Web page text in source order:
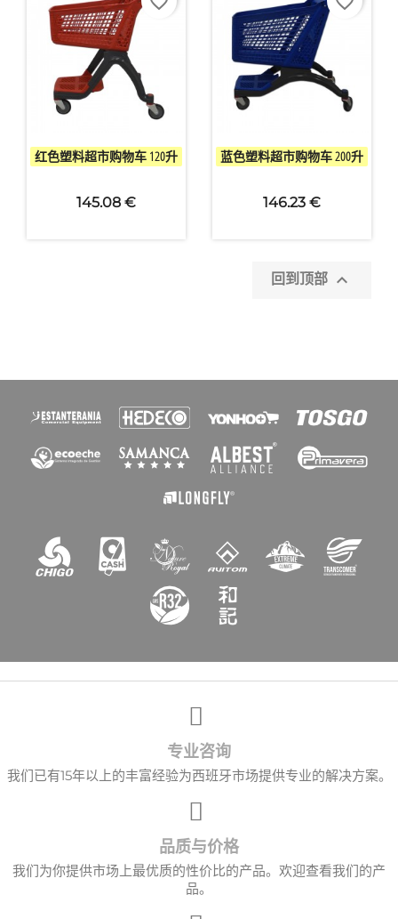
快速查看
红色塑料超市购物车 120升
145.08 €
快速查看
蓝色塑料超市购物车 200升
146.23 €
回到顶部 
专业咨询
我们已有15年以上的丰富经验为西班牙市场提供专业的解决方案。
品质与价格
我们为你提供市场上最优质的性价比的产品。欢迎查看我们的产
品。
愿望清单名称
取消 创建心愿单